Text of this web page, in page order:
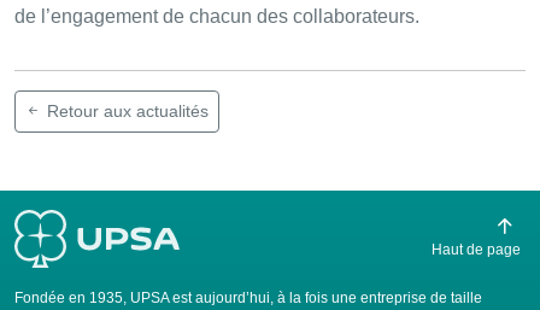
de l’engagement de chacun des collaborateurs.
Retour aux actualités
Fondée en 1935, UPSA est aujourd’hui, à la fois une entreprise de taille
Haut de page